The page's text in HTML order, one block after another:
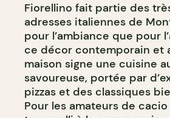
Fiorellino fait partie des
adresses italiennes de
pour l’ambiance que pour
ce décor contemporain et
maison signe une cuisine
savoureuse, portée par
pizzas et des classiques
Pour les amateurs de